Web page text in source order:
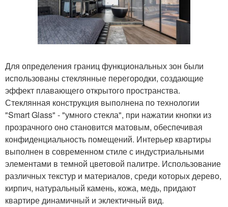
Для определения границ функциональных зон были
использованы стеклянные перегородки, создающие
эффект плавающего открытого пространства.
Стеклянная конструкция выполнена по технологии
"Smart Glass" - "умного стекла", при нажатии кнопки из
прозрачного оно становится матовым, обеспечивая
конфиденциальность помещений. Интерьер квартиры
выполнен в современном стиле с индустриальными
элементами в темной цветовой палитре. Использование
различных текстур и материалов, среди которых дерево,
кирпич, натуральный камень, кожа, медь, придают
квартире динамичный и эклектичный вид.